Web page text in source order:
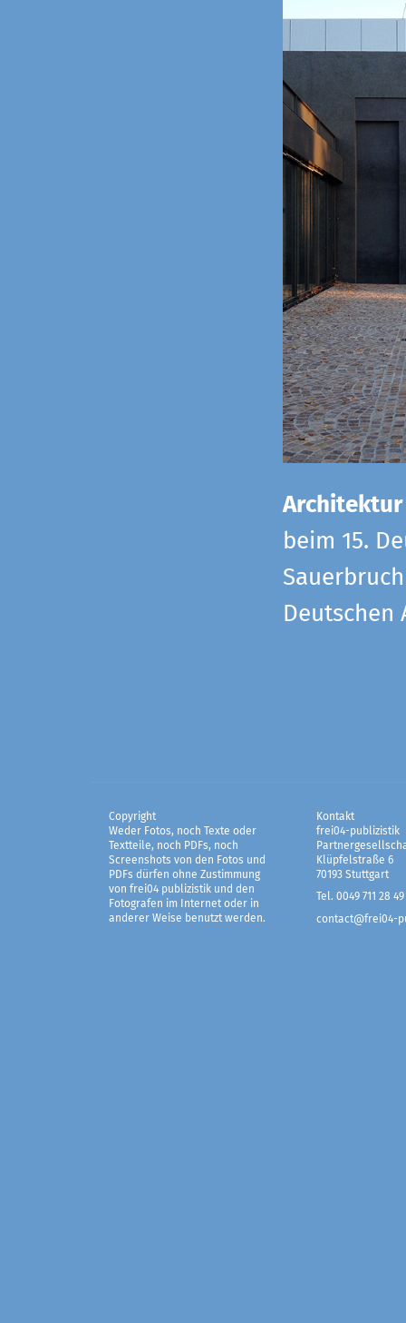
beim 15.
Copyright
Weder Fotos, noch Texte oder
Textteile, noch PDFs, noch
Screenshots von den Fotos und
PDFs dürfen ohne Zustimmung
von frei04 publizistik und den
Fotografen im Internet oder in
anderer Weise benutzt werden.
Kontakt
frei04-publizistik
Klüpfelstraße 6
70193 Stuttgart
Tel. 0049 711 28 49
contact@frei04-